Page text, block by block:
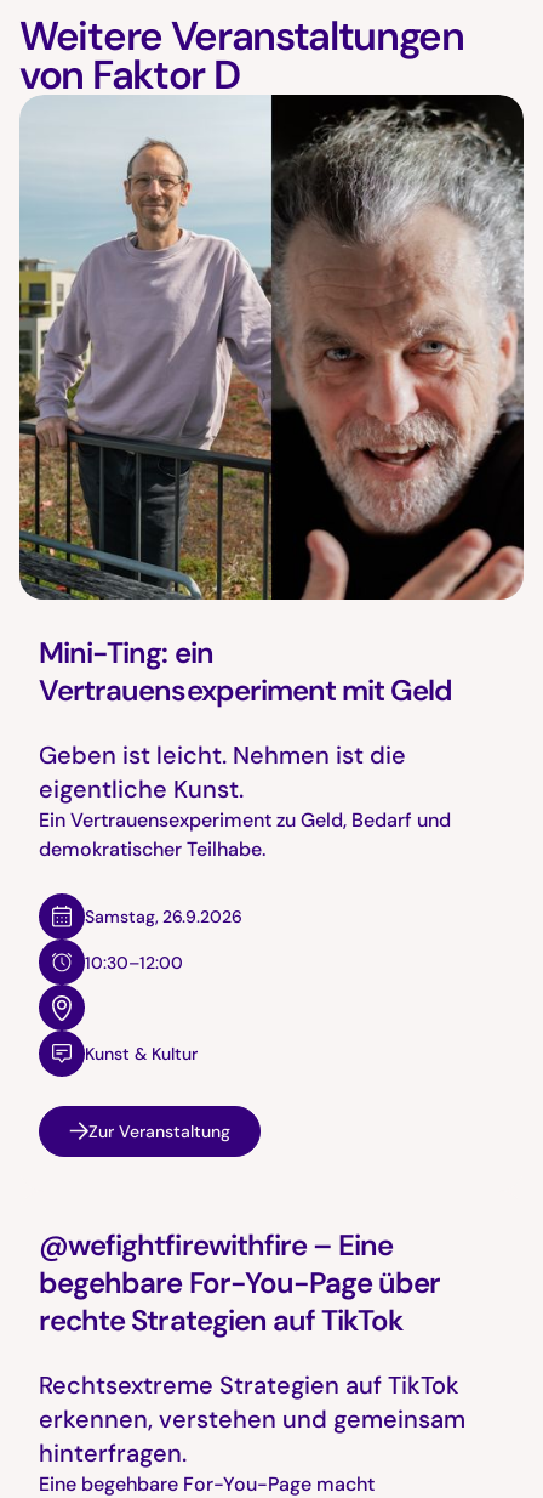
Weitere Veranstaltungen
von Faktor D
Mini-Ting: ein
Vertrauensexperiment mit Geld
Geben ist leicht. Nehmen ist die
eigentliche Kunst.
Ein Vertrauensexperiment zu Geld, Bedarf und
demokratischer Teilhabe.
Samstag,26.9.2026
10:30–12:00
Kunst & Kultur
Zur Veranstaltung
@wefightfirewithfire – Eine
begehbare For-You-Page über
rechte Strategien auf TikTok
Rechtsextreme Strategien auf TikTok
erkennen, verstehen und gemeinsam
hinterfragen.
Eine begehbare For-You-Page macht